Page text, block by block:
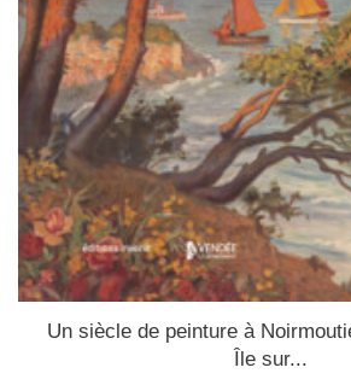
Un siècle de peinture à
Île sur...